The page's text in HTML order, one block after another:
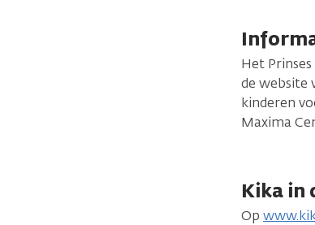
Het
de website
kinderen
Maxima
Kika in
Op